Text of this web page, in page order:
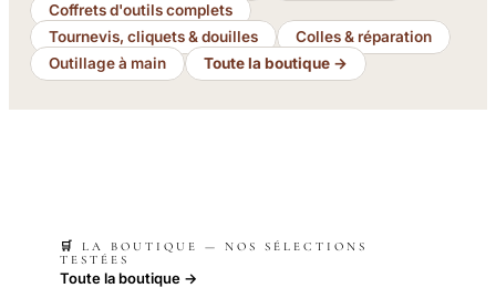
Coffrets d'outils complets
Tournevis, cliquets & douilles
Colles & réparation
Outillage à main
Toute la boutique →
🛒 LA BOUTIQUE — NOS SÉLECTIONS
TESTÉES
Toute la boutique →